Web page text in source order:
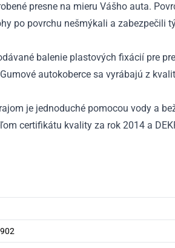
-
presne na mieru Vášho auta.
po povrchu nešmýkali a zabezpečili
balenie plastových fixácií pre
autokoberce sa vyrábajú z
je jednoduché pomocou vody a
certifikátu kvality za rok 2014 a